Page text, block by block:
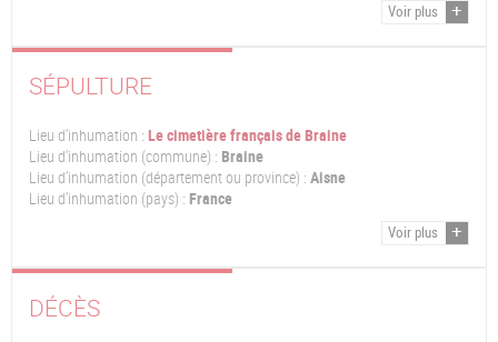
Voir plus
SÉPULTURE
Lieu d'inhumation : Le cimetière français de Braine
Lieu d'inhumation (commune) : Braine
Lieu d'inhumation (département ou province) : Aisne
Lieu d'inhumation (pays) : France
Voir plus
DÉCÈS